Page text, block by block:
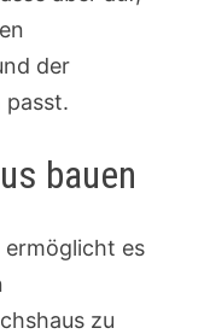
der
passt.
bauen
ermöglicht es
zu